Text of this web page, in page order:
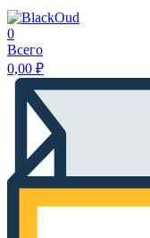
0
Всего
0,00 ₽